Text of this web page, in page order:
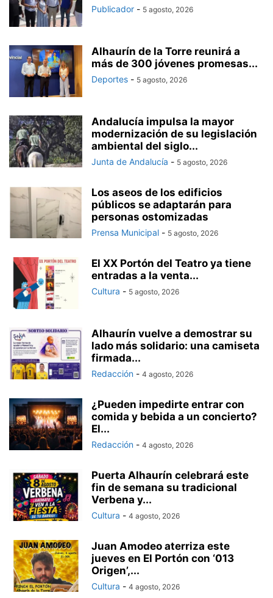
Publicador - 5 agosto, 2026
Alhaurín de la Torre reunirá a
más de 300 jóvenes promesas...
Deportes - 5 agosto, 2026
Andalucía impulsa la mayor
modernización de su legislación
ambiental del siglo...
Junta de Andalucía - 5 agosto, 2026
Los aseos de los edificios
públicos se adaptarán para
personas ostomizadas
Prensa Municipal - 5 agosto, 2026
El XX Portón del Teatro ya tiene
entradas a la venta...
Cultura - 5 agosto, 2026
Alhaurín vuelve a demostrar su
lado más solidario: una camiseta
firmada...
Redacción - 4 agosto, 2026
¿Pueden impedirte entrar con
comida y bebida a un concierto?
El...
Redacción - 4 agosto, 2026
Puerta Alhaurín celebrará este
fin de semana su tradicional
Verbena y...
Cultura - 4 agosto, 2026
Juan Amodeo aterriza este
jueves en El Portón con ‘013
Origen’,...
Cultura - 4 agosto, 2026